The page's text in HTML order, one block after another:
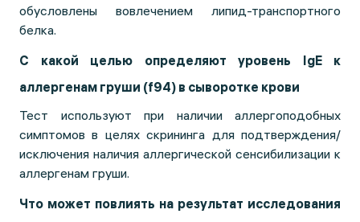
обусловлены вовлечением липид-транспортного
белка.
С какой целью определяют уровень IgE к
аллергенам груши (f94) в сыворотке крови
Тест используют при наличии аллергоподобных
симптомов в целях скрининга для подтверждения/
исключения наличия аллергической сенсибилизации к
аллергенам груши.
Что может повлиять на результат исследования